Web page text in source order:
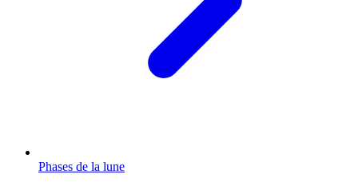
Phases de la lune